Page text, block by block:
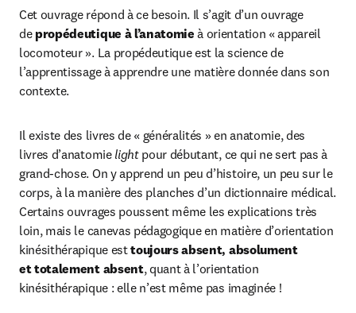
Cet ouvrage répond à ce besoin. Il s’agit d’un ouvrage
de propédeutique à l’anatomie à orientation « appareil
locomoteur ». La propédeutique est la science de
l’apprentissage à apprendre une matière donnée dans son
contexte.
Il existe des livres de « généralités » en anatomie, des
livres d’anatomie light pour débutant, ce qui ne sert pas à
grand-chose. On y apprend un peu d’histoire, un peu sur le
corps, à la manière des planches d’un dictionnaire médical.
Certains ouvrages poussent même les explications très
loin, mais le canevas pédagogique en matière d’orientation
kinésithérapique est toujours absent, absolument
et totalement absent, quant à l’orientation
kinésithérapique : elle n’est même pas imaginée !